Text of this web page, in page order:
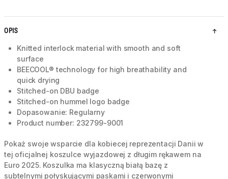
OPIS
Knitted interlock material with smooth and soft
surface
BEECOOL® technology for high breathability and
quick drying
Stitched-on DBU badge
Stitched-on hummel logo badge
Dopasowanie: Regularny
Product number: 232799-9001
Pokaż swoje wsparcie dla kobiecej reprezentacji Danii w
tej oficjalnej koszulce wyjazdowej z długim rękawem na
Euro 2025. Koszulka ma klasyczną białą bazę z
subtelnymi połyskującymi paskami i czerwonymi